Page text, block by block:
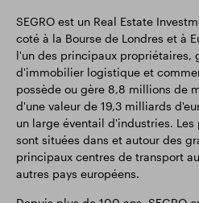
SEGRO est un Real Estate
coté à la Bourse de Londres et à
l'un des principaux propriétaires,
d'immobilier logistique et
possède ou gère 8,8 millions de
d'une valeur de 19,3 milliards
un large éventail d'industries.
sont situées dans et autour des
principaux centres de transport
autres pays européens.